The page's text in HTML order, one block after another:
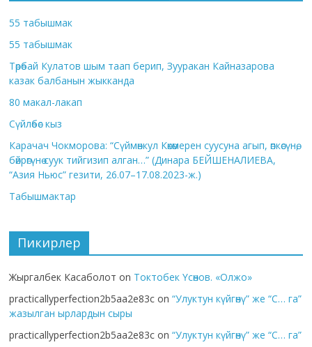
55 табышмак
55 табышмак
Төрөбай Кулатов шым таап берип, Зууракан Кайназарова
казак балбанын жыкканда
80 макал-лакап
Сүйлөбөс кыз
Карачач Чокморова: “Сүймөнкул Көкөмерен суусуна агып, өпкөсүнө,
бөйрөгүнө суук тийгизип алган…” (Динара БЕЙШЕНАЛИЕВА,
“Азия Ньюс” гезити, 26.07–17.08.2023-ж.)
Табышмактар
Пикирлер
Жыргалбек Касаболот on Токтобек Үсөнов. «Олжо»
practicallyperfection2b5aa2e83c on“Улуктун күйгөнү” же “С… га”
жазылган ырлардын сыры
practicallyperfection2b5aa2e83c on“Улуктун күйгөнү” же “С… га”